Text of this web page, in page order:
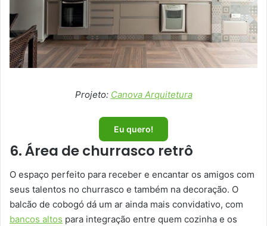
Projeto: Canova Arquitetura
Eu quero!
6. Área de churrasco retrô
O espaço perfeito para receber e encantar os amigos com
seus talentos no churrasco e também na decoração. O
balcão de cobogó dá um ar ainda mais convidativo, com
bancos altos para integração entre quem cozinha e os